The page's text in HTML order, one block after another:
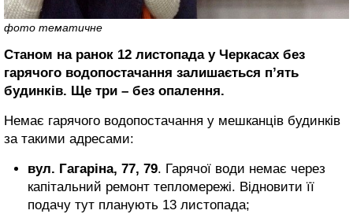
фото тематичне
Станом на ранок 12 листопада у Черкасах без
гарячого водопостачання залишається п’ять
будинків. Ще три – без опалення.
Немає гарячого водопостачання у мешканців будинків
за такими адресами:
вул. Гагаріна, 77, 79. Гарячої води немає через
капітальний ремонт тепломережі. Відновити її
подачу тут планують 13 листопада;